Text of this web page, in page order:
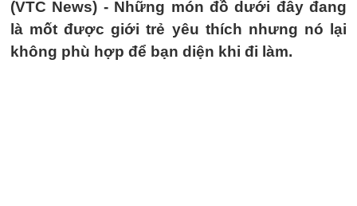
(VTC News) - Những món đồ dưới đây đang
là mốt được giới trẻ yêu thích nhưng nó lại
không phù hợp để bạn diện khi đi làm.